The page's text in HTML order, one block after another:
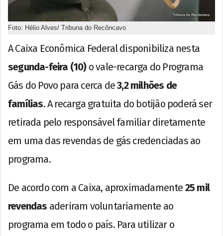
Foto: Hélio Alves/ Tribuna do Recôncavo
A Caixa Econômica Federal disponibiliza nesta
segunda-feira (10)o vale-recarga do Programa
Gás do Povo para cerca de3,2 milhões de
famílias. A recarga gratuita do botijão poderá ser
retirada pelo responsável familiar diretamente
em uma das revendas de gás credenciadas ao
programa.
De acordo com a Caixa, aproximadamente 25 mil
revendas aderiram voluntariamente ao
programa em todo o país. Para utilizar o